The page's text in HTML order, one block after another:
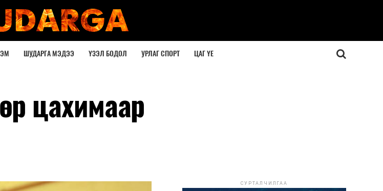
ШУДАРГА МЭДЭЭ ҮЗЭЛ БОДОЛ УРЛАГ СПОРТ ЦАГ ҮЕ
цахимаар
СУРТАЛЧИЛГАА